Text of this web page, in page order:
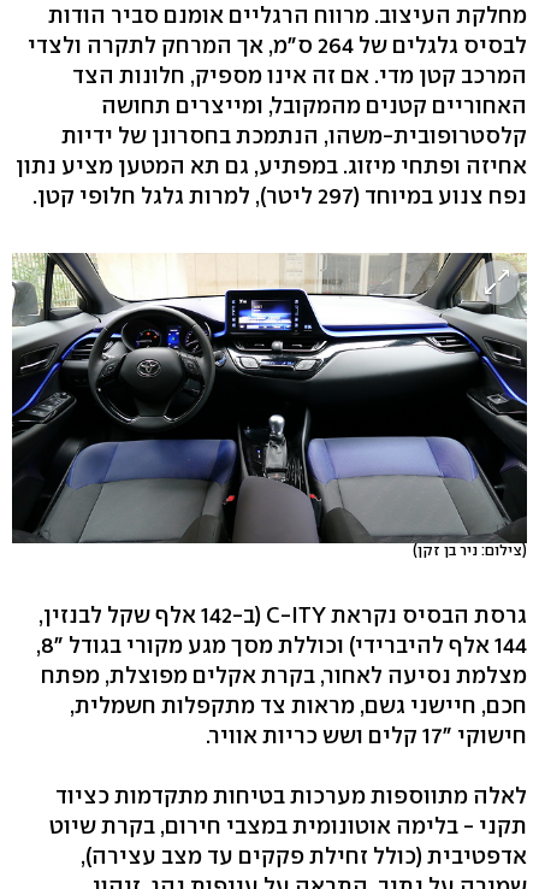
מחלקת העיצוב. מרווח הרגליים אומנם סביר הודות
לבסיס גלגלים של 264 ס"מ, אך המרחק לתקרה ולצדי
המרכב קטן מדי. אם זה אינו מספיק, חלונות הצד
האחוריים קטנים מהמקובל, ומייצרים תחושה
קלסטרופובית-משהו, הנתמכת בחסרונן של ידיות
אחיזה ופתחי מיזוג. במפתיע, גם תא המטען מציע נתון
נפח צנוע במיוחד (297 ליטר), למרות גלגל חלופי קטן.
(צילום: ניר בן זקן)
גרסת הבסיס נקראת C-ITY (ב-142 אלף שקל לבנזין,
144 אלף להיברידי) וכוללת מסך מגע מקורי בגודל "8,
מצלמת נסיעה לאחור, בקרת אקלים מפוצלת, מפתח
חכם, חיישני גשם, מראות צד מתקפלות חשמלית,
חישוקי "17 קלים ושש כריות אוויר.
לאלה מתווספות מערכות בטיחות מתקדמות כציוד
תקני - בלימה אוטונומית במצבי חירום, בקרת שיוט
אדפטיבית (כולל זחילת פקקים עד מצב עצירה),